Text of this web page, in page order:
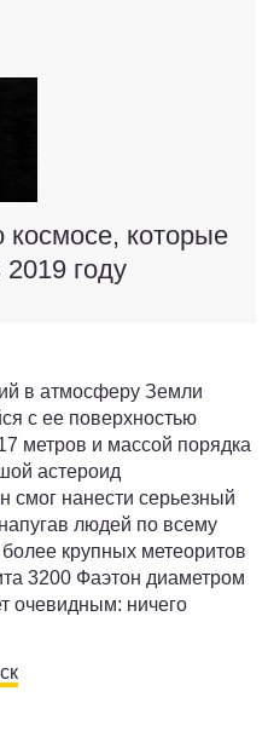
которые
году
в атмосферу Земли
с ее поверхностью
метров и массой порядка
астероид
смог нанести серьезный
людей по всему
крупных метеоритов
3200 Фаэтон диаметром
очевидным: ничего